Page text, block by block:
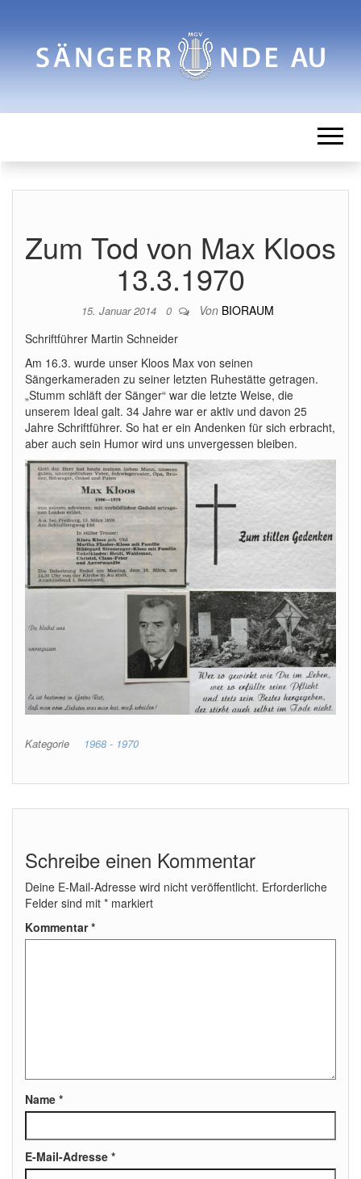
AU
Zum Tod von Max Kloos
13.3.1970
15. Januar 2014 0 Von BIORAUM
Schriftführer Martin Schneider
Am 16.3. wurde unser Kloos Max von seinen
Sängerkameraden zu seiner letzten Ruhestätte getragen.
„Stumm schläft der Sänger“ war die letzte Weise, die
unserem Ideal galt. 34 Jahre war er aktiv und davon 25
Jahre Schriftführer. So hat er ein Andenken für sich erbracht,
aber auch sein Humor wird uns unvergessen bleiben.
Kategorie 1968 - 1970
Schreibe einen Kommentar
Deine E-Mail-Adresse wird nicht veröffentlicht. Erforderliche
Felder sind mit * markiert
Kommentar*
Name *
E-Mail-Adresse *